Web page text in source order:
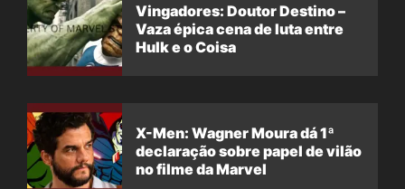
Vingadores: Doutor Destino –
Vaza épica cena de luta entre
Hulk e o Coisa
X-Men: Wagner Moura dá 1ª
declaração sobre papel de vilão
no filme da Marvel